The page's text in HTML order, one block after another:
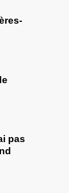
pas